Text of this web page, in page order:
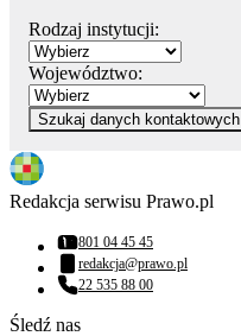
Rodzaj instytucji:
Województwo:
Szukaj danych kontaktowych
Redakcja serwisu Prawo.pl
Numer telefonu:
801 04 45 45
Adres email:
redakcja@prawo.pl
Numer telefonu:
22 535 88 00
Śledź nas